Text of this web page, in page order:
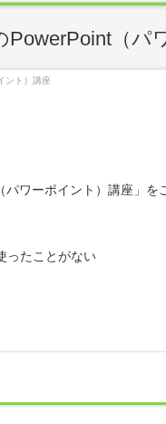
（パ
ント）講座
ワーポイント）講座」を
ったことがない